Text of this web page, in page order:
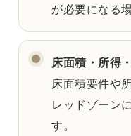
が必要になる
床面積・所得
床面積要件や
レッドゾーン
す。